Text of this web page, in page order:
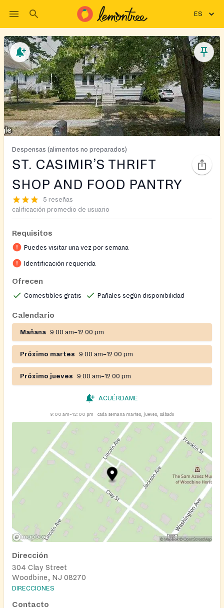
ES
Despensas (alimentos no preparados)
ST. CASIMIR’S THRIFT
SHOP AND FOOD PANTRY
5 reseñas
calificación promedio de usuario
Requisitos
Puedes visitar una vez por semana
Identificación requerida
Ofrecen
Comestibles gratis Pañales según disponibilidad
Calendario
Mañana 9:00 am–12:00 pm
Próximo martes 9:00 am–12:00 pm
Próximo jueves 9:00 am–12:00 pm
ACUÉRDAME
9:00 am–12:00 pm cada semana martes, jueves, sábado
Dirección
304 Clay Street
Woodbine, NJ 08270
DIRECCIONES
Contacto